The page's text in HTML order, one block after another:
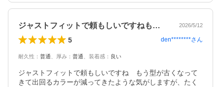
ジャストフィットで頼もしいですねもう型… 2026/5/12
5 den********さん
耐久性 ： 普通 厚み ： 普通 装着感 ： 良い
ジャストフィットで頼もしいですね　もう型が古くなって
きて出回るカラーが減ってきたような気がしますが、たく